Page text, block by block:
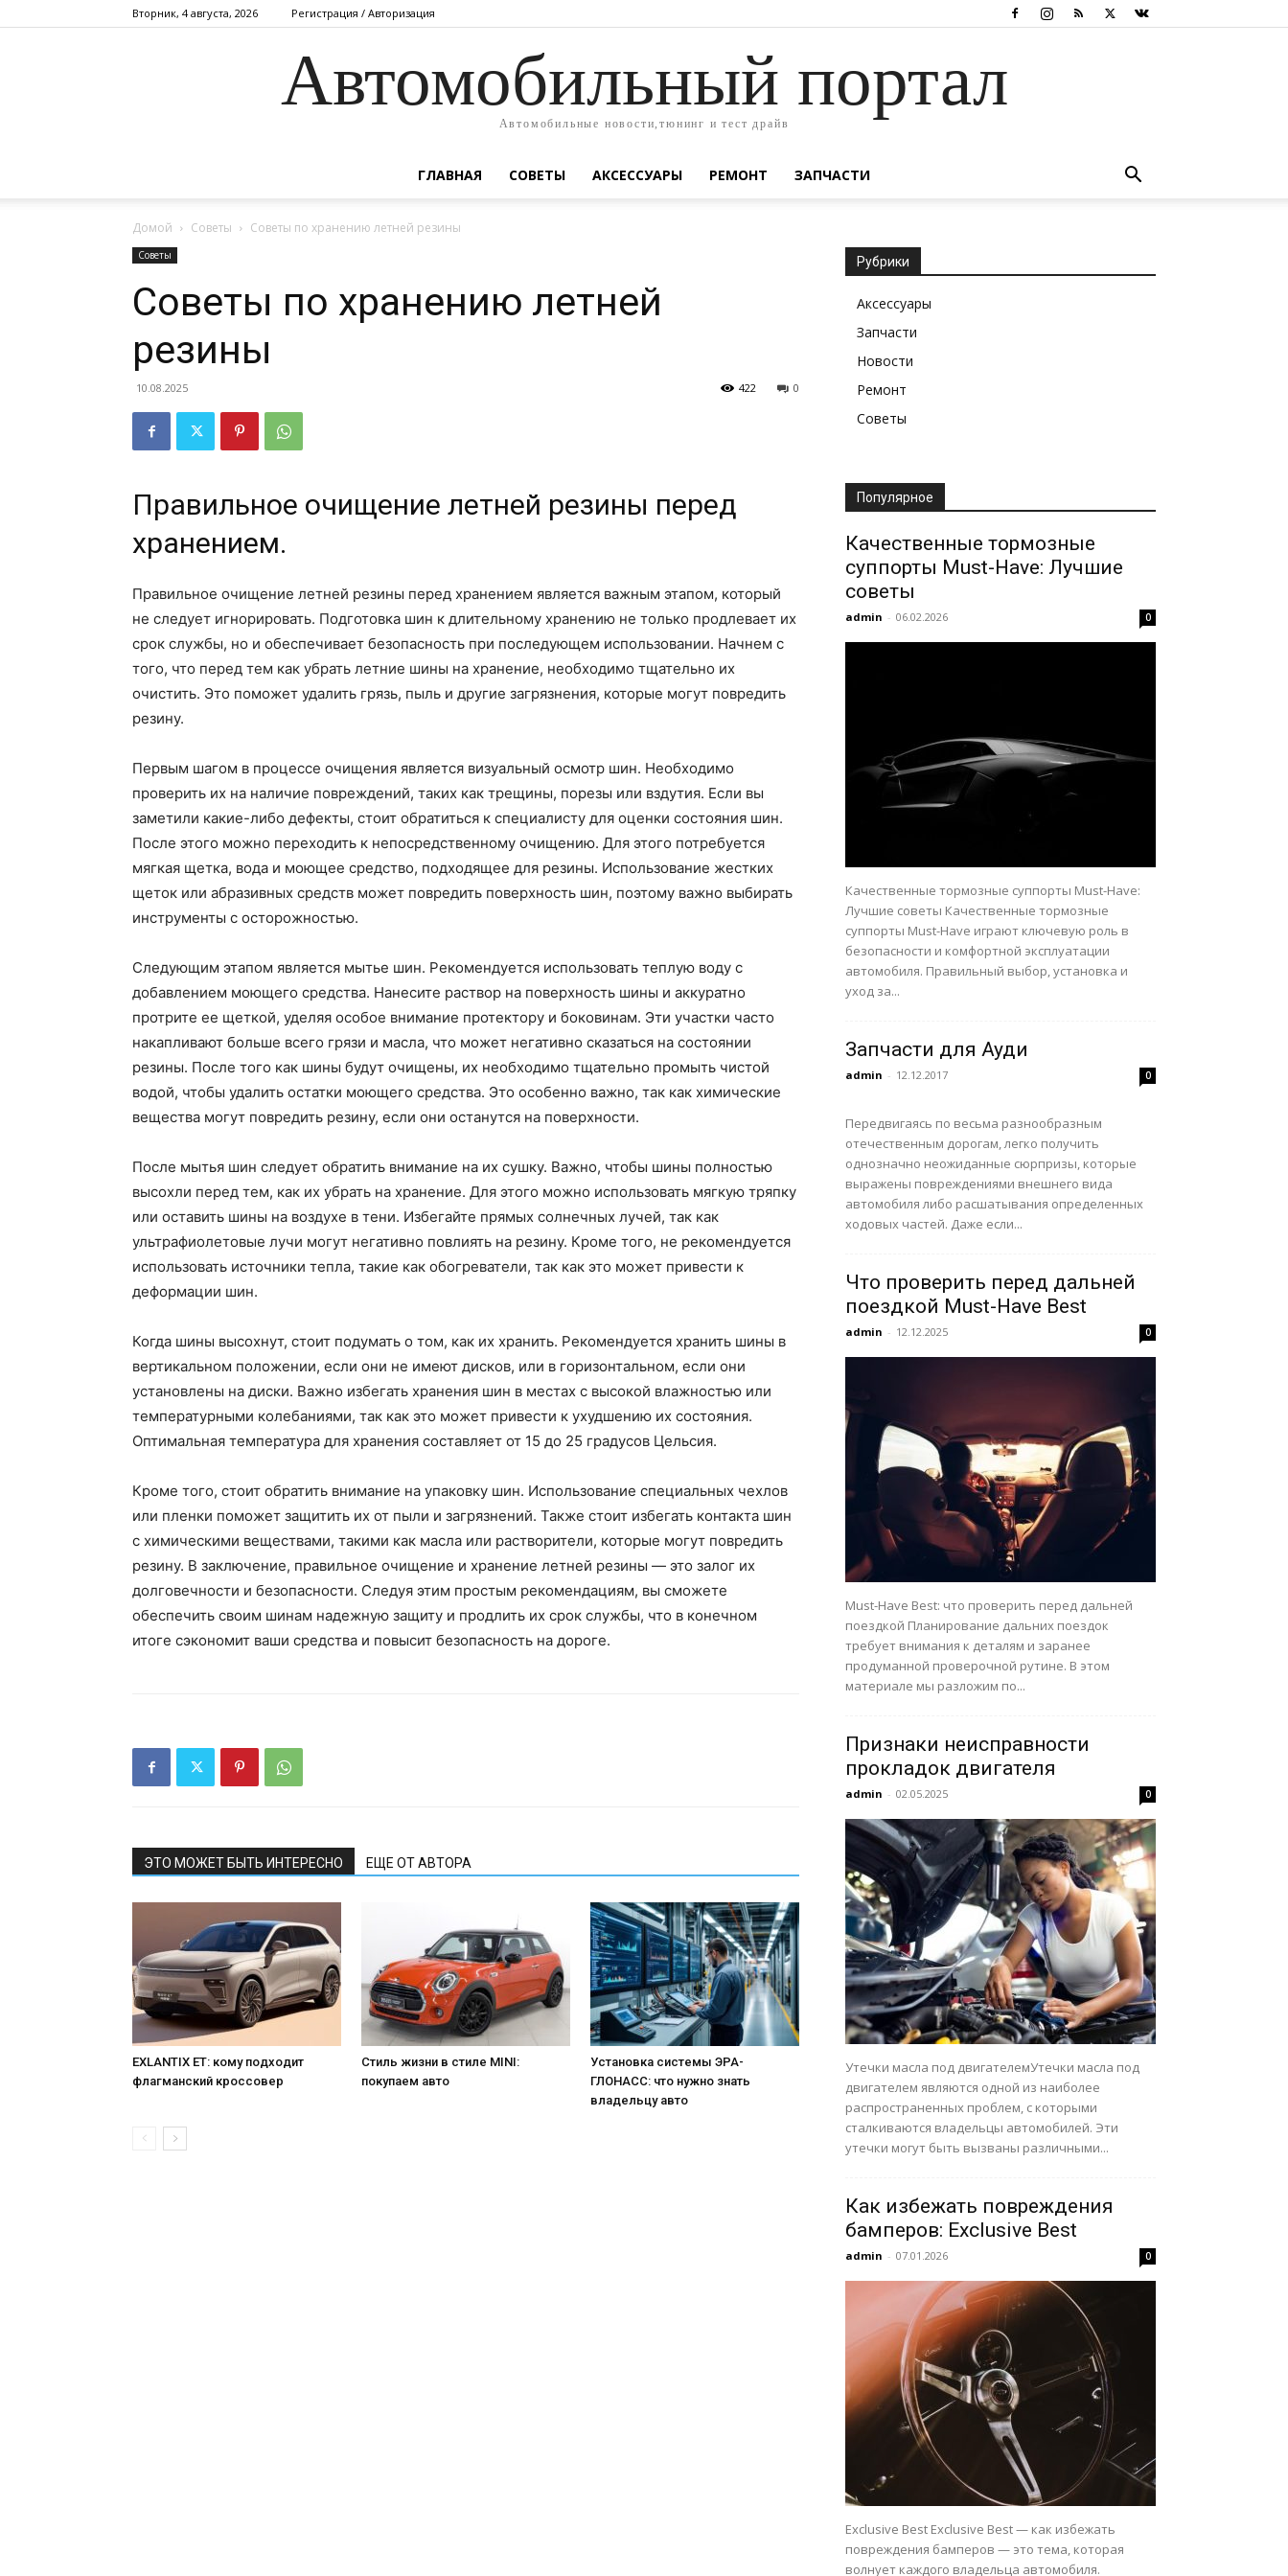
Вторник, 4 августа, 2026 Регистрация / Авторизация
Автомобильный портал
Автомобильные новости,тюнинг и тест драйв
ГЛАВНАЯ СОВЕТЫ АКСЕССУАРЫ РЕМОНТ ЗАПЧАСТИ
Домой Советы Советы по хранению летней резины
Советы
Советы по хранению летней
резины
10.08.2025 0
422
Правильное очищение летней резины перед
хранением.
Правильное очищение летней резины перед хранением является важным этапом, который
не следует игнорировать. Подготовка шин к длительному хранению не только продлевает их
срок службы, но и обеспечивает безопасность при последующем использовании. Начнем с
того, что перед тем как убрать летние шины на хранение, необходимо тщательно их
очистить. Это поможет удалить грязь, пыль и другие загрязнения, которые могут повредить
резину.
Первым шагом в процессе очищения является визуальный осмотр шин. Необходимо
проверить их на наличие повреждений, таких как трещины, порезы или вздутия. Если вы
заметили какие-либо дефекты, стоит обратиться к специалисту для оценки состояния шин.
После этого можно переходить к непосредственному очищению. Для этого потребуется
мягкая щетка, вода и моющее средство, подходящее для резины. Использование жестких
щеток или абразивных средств может повредить поверхность шин, поэтому важно выбирать
инструменты с осторожностью.
Следующим этапом является мытье шин. Рекомендуется использовать теплую воду с
добавлением моющего средства. Нанесите раствор на поверхность шины и аккуратно
протрите ее щеткой, уделяя особое внимание протектору и боковинам. Эти участки часто
накапливают больше всего грязи и масла, что может негативно сказаться на состоянии
резины. После того как шины будут очищены, их необходимо тщательно промыть чистой
водой, чтобы удалить остатки моющего средства. Это особенно важно, так как химические
вещества могут повредить резину, если они останутся на поверхности.
После мытья шин следует обратить внимание на их сушку. Важно, чтобы шины полностью
высохли перед тем, как их убрать на хранение. Для этого можно использовать мягкую тряпку
или оставить шины на воздухе в тени. Избегайте прямых солнечных лучей, так как
ультрафиолетовые лучи могут негативно повлиять на резину. Кроме того, не рекомендуется
использовать источники тепла, такие как обогреватели, так как это может привести к
деформации шин.
Когда шины высохнут, стоит подумать о том, как их хранить. Рекомендуется хранить шины в
вертикальном положении, если они не имеют дисков, или в горизонтальном, если они
установлены на диски. Важно избегать хранения шин в местах с высокой влажностью или
температурными колебаниями, так как это может привести к ухудшению их состояния.
Оптимальная температура для хранения составляет от 15 до 25 градусов Цельсия.
Кроме того, стоит обратить внимание на упаковку шин. Использование специальных чехлов
или пленки поможет защитить их от пыли и загрязнений. Также стоит избегать контакта шин
с химическими веществами, такими как масла или растворители, которые могут повредить
резину. В заключение, правильное очищение и хранение летней резины — это залог их
долговечности и безопасности. Следуя этим простым рекомендациям, вы сможете
обеспечить своим шинам надежную защиту и продлить их срок службы, что в конечном
итоге сэкономит ваши средства и повысит безопасность на дороге.
ЭТО МОЖЕТ БЫТЬ ИНТЕРЕСНО ЕЩЕ ОТ АВТОРА
EXLANTIX ET: кому подходит
флагманский кроссовер
Стиль жизни в стиле MINI:
покупаем авто
Установка системы ЭРА-
ГЛОНАСС: что нужно знать
владельцу авто
Рубрики
Аксессуары
Запчасти
Новости
Ремонт
Советы
Популярное
Качественные тормозные
суппорты Must-Have: Лучшие
советы
admin - 06.02.2026 0
Качественные тормозные суппорты Must-Have:
Лучшие советы Качественные тормозные
суппорты Must-Have играют ключевую роль в
безопасности и комфортной эксплуатации
автомобиля. Правильный выбор, установка и
уход за...
Запчасти для Ауди
admin - 12.12.2017 0
Передвигаясь по весьма разнообразным
отечественным дорогам, легко получить
однозначно неожиданные сюрпризы, которые
выражены повреждениями внешнего вида
автомобиля либо расшатывания определенных
ходовых частей. Даже если...
Что проверить перед дальней
поездкой Must-Have Best
admin - 12.12.2025 0
Must-Have Best: что проверить перед дальней
поездкой Планирование дальних поездок
требует внимания к деталям и заранее
продуманной проверочной рутине. В этом
материале мы разложим по...
Признаки неисправности
прокладок двигателя
admin - 02.05.2025 0
Утечки масла под двигателемУтечки масла под
двигателем являются одной из наиболее
распространенных проблем, с которыми
сталкиваются владельцы автомобилей. Эти
утечки могут быть вызваны различными...
Как избежать повреждения
бамперов: Exclusive Best
admin - 07.01.2026 0
Exclusive Best Exclusive Best — как избежать
повреждения бамперов — это тема, которая
волнует каждого владельца автомобиля.